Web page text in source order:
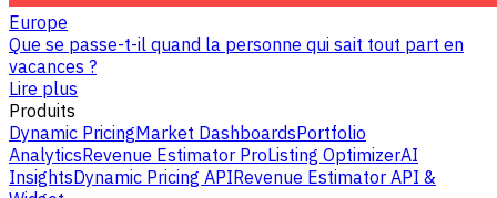
Europe
Que se passe-t-il quand la personne qui sait tout part en
vacances ?
Lire plus
Produits
Dynamic PricingMarket DashboardsPortfolio
AnalyticsRevenue Estimator ProListing OptimizerAI
InsightsDynamic Pricing APIRevenue Estimator API &